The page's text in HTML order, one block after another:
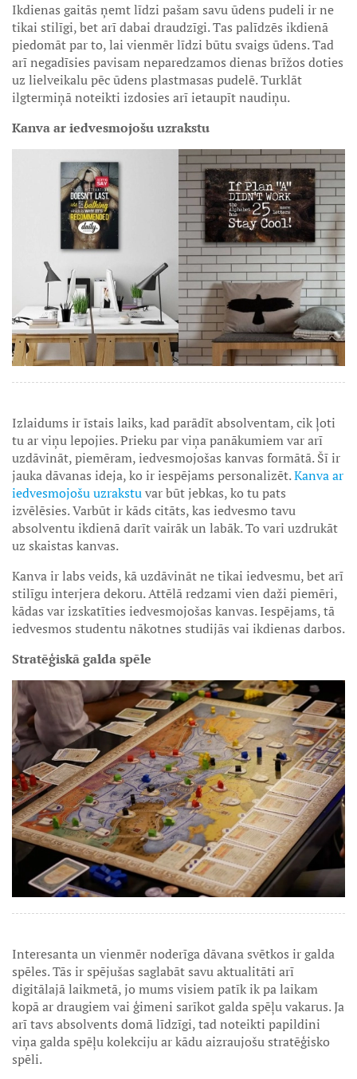
Ikdienas gaitās ņemt līdzi pašam savu ūdens pudeli ir ne
tikai stilīgi, bet arī dabai draudzīgi. Tas palīdzēs ikdienā
piedomāt par to, lai vienmēr līdzi būtu svaigs ūdens. Tad
arī negadīsies pavisam neparedzamos dienas brīžos doties
uz lielveikalu pēc ūdens plastmasas pudelē. Turklāt
ilgtermiņā noteikti izdosies arī ietaupīt naudiņu.
Kanva ar iedvesmojošu uzrakstu
Izlaidums ir īstais laiks, kad parādīt absolventam, cik ļoti
tu ar viņu lepojies. Prieku par viņa panākumiem var arī
uzdāvināt, piemēram, iedvesmojošas kanvas formātā. Šī ir
jauka dāvanas ideja, ko ir iespējams personalizēt.Kanva ar
iedvesmojošu uzrakstuvar būt jebkas, ko tu pats
izvēlēsies. Varbūt ir kāds citāts, kas iedvesmo tavu
absolventu ikdienā darīt vairāk un labāk. To vari uzdrukāt
uz skaistas kanvas.
Kanva ir labs veids, kā uzdāvināt ne tikai iedvesmu, bet arī
stilīgu interjera dekoru. Attēlā redzami vien daži piemēri,
kādas var izskatīties iedvesmojošas kanvas. Iespējams, tā
iedvesmos studentu nākotnes studijās vai ikdienas darbos.
Stratēģiskā galda spēle
Interesanta un vienmēr noderīga dāvana svētkos ir galda
spēles. Tās ir spējušas saglabāt savu aktualitāti arī
digitālajā laikmetā, jo mums visiem patīk ik pa laikam
kopā ar draugiem vai ģimeni sarīkot galda spēļu vakarus. Ja
arī tavs absolvents domā līdzīgi, tad noteikti papildini
viņa galda spēļu kolekciju ar kādu aizraujošu stratēģisko
spēli.